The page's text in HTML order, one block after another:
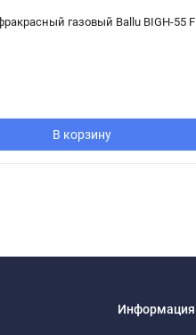
газовый Ballu BIGH-55 F
В корзину
Информация